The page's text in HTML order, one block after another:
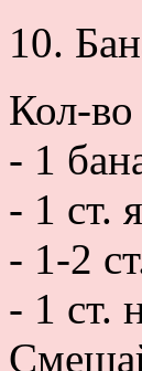
10.
Кол-
- 1
- 1 ст.
- 1-2
- 1 ст.